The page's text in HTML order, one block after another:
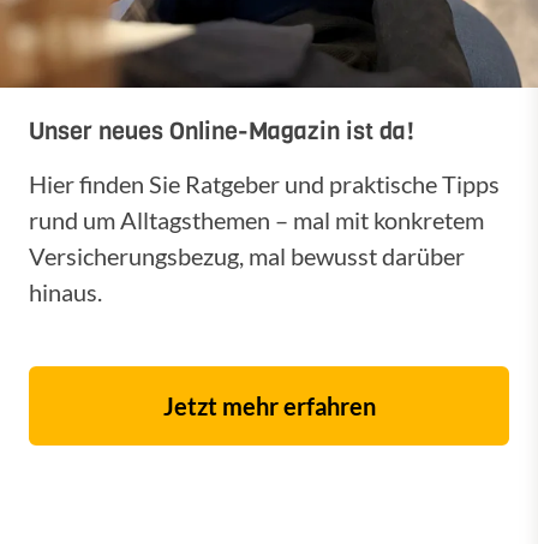
Unser neues Online-Magazin ist da!
Hier finden Sie Ratgeber und praktische Tipps
rund um Alltagsthemen – mal mit konkretem
Versicherungsbezug, mal bewusst darüber
hinaus.
Jetzt mehr erfahren